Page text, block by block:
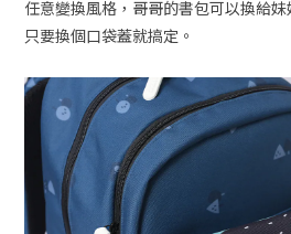
任意變換風格，哥哥的書包可以換給妹
只要換個口袋蓋就搞定。